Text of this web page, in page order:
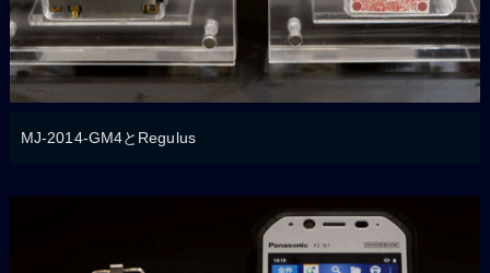
MJ-2014-GM4とRegulus